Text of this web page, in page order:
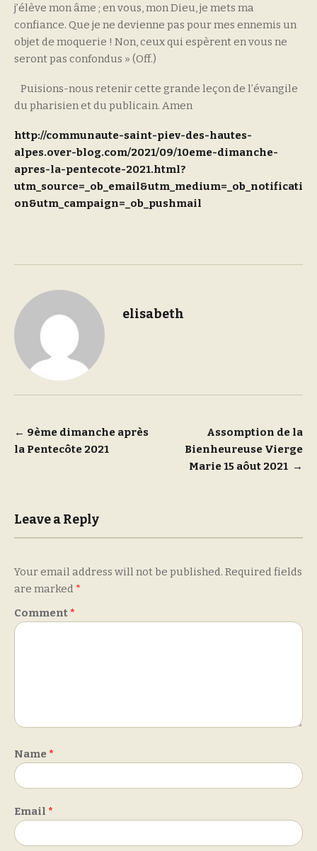
j’élève mon âme ; en vous, mon Dieu, je mets ma
confiance. Que je ne devienne pas pour mes ennemis un
objet de moquerie ! Non, ceux qui espèrent en vous ne
seront pas confondus » (Off.)
Puisions-nous retenir cette grande leçon de l’évangile
du pharisien et du publicain. Amen
http://communaute-saint-piev-des-hautes-
alpes.over-blog.com/2021/09/10eme-dimanche-
apres-la-pentecote-2021.html?
utm_source=_ob_email&utm_medium=_ob_notificati
on&utm_campaign=_ob_pushmail
elisabeth
Post
navigation
← 9ème dimanche après
la Pentecôte 2021
Assomption de la
Bienheureuse Vierge
Marie 15 aôut 2021 →
Leave a Reply
Your email address will not be published. Required fields
are marked *
Comment *
Name *
Email *